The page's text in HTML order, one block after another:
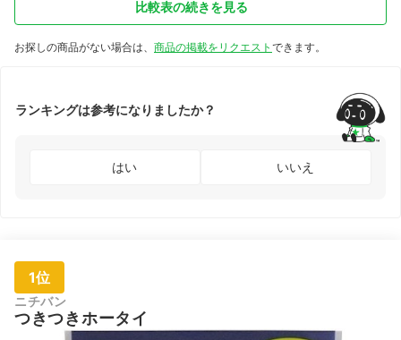
比較表の続きを見る
お探しの商品がない場合は、 商品の掲載をリクエスト できます。
ランキングは参考になりましたか？
はい いいえ
1位
ニチバン
つきつきホータイ